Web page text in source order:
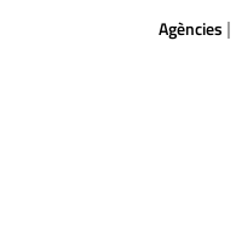
Agències |